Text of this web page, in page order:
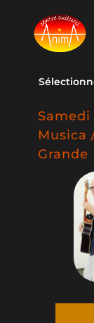
Musica
Grande